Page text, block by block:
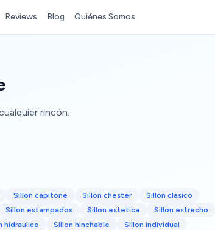
Reviews Blog Quiénes Somos
rincón.
Sillon capitone Sillon chester
Sillon clasico
Sillon estampados Sillon estetica
Sillon estrecho
hidraulico Sillon hinchable
Sillon individual